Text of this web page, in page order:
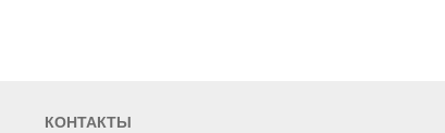
КОНТАКТЫ